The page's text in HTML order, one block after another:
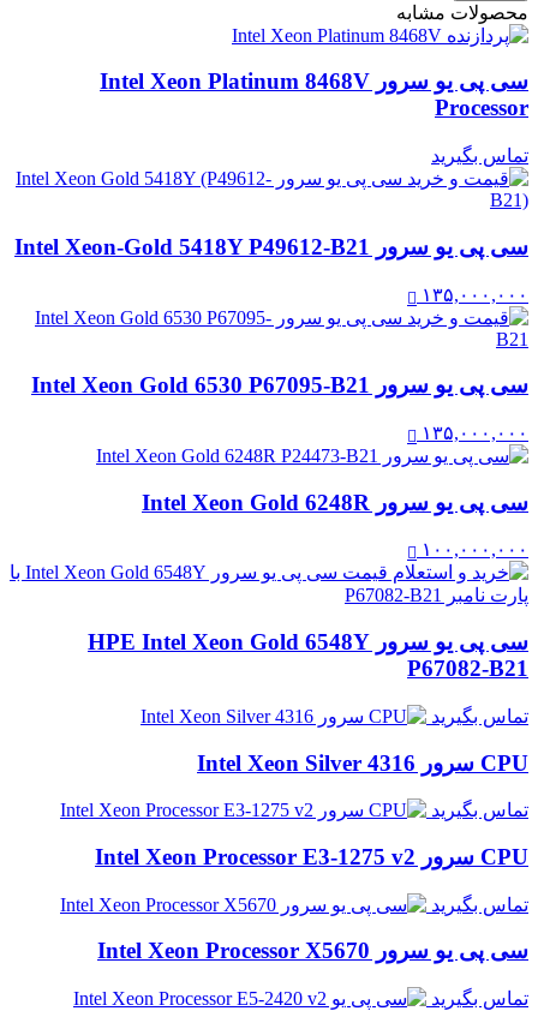
محصولات مشابه
سی پی یو سرور Intel Xeon Platinum 8468V
Processor
تماس بگیرید
سی پی یو سرور Intel Xeon-Gold 5418Y P49612-B21
۱۳۵,۰۰۰,۰۰۰
سی پی یو سرور Intel Xeon Gold 6530 P67095-B21
۱۳۵,۰۰۰,۰۰۰
سی پی یو سرور Intel Xeon Gold 6248R
۱۰۰,۰۰۰,۰۰۰
سی پی یو سرور HPE Intel Xeon Gold 6548Y
P67082-B21
تماس بگیرید
CPU سرور Intel Xeon Silver 4316
تماس بگیرید
CPU سرور Intel Xeon Processor E3-1275 v2
تماس بگیرید
سی پی یو سرور Intel Xeon Processor X5670
تماس بگیرید